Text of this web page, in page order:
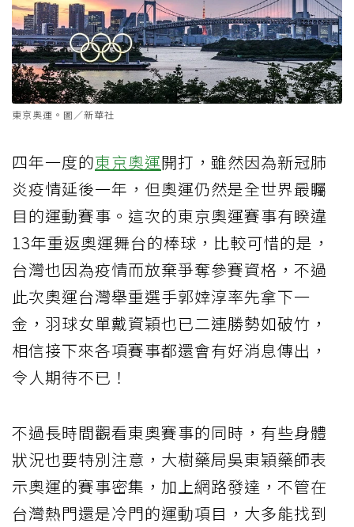
東京奧運。圖／新華社
四年一度的東京奧運開打，雖然因為新冠肺
炎疫情延後一年，但奧運仍然是全世界最矚
目的運動賽事。這次的東京奧運賽事有睽違
13年重返奧運舞台的棒球，比較可惜的是，
台灣也因為疫情而放棄爭奪參賽資格，不過
此次奧運台灣舉重選手郭婞淳率先拿下一
金，羽球女單戴資穎也已二連勝勢如破竹，
相信接下來各項賽事都還會有好消息傳出，
令人期待不已！
不過長時間觀看東奧賽事的同時，有些身體
狀況也要特別注意，大樹藥局吳東穎藥師表
示奧運的賽事密集，加上網路發達，不管在
台灣熱門還是冷門的運動項目，大多能找到